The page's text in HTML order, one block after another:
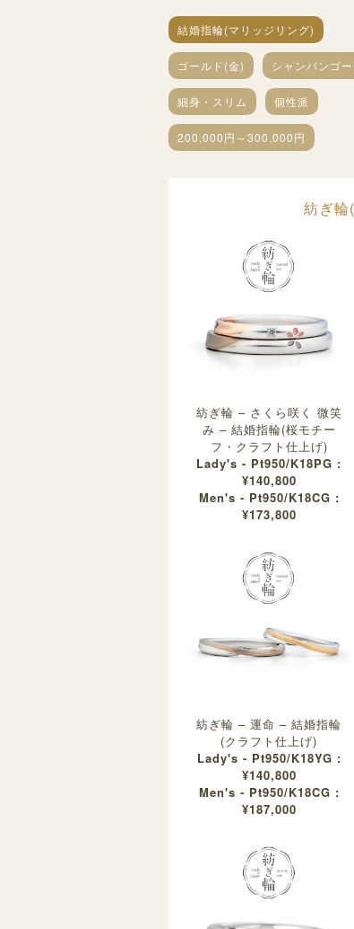
結婚指輪(マリッジリング)
ゴールド(金) シャンパンゴ
細身・スリム 個性派
200,000円～300,000円
紡ぎ
紡ぎ輪 – さくら咲く 微笑
み – 結婚指輪(桜モチー
フ・クラフト仕上げ)
Lady's - Pt950/K18PG :
¥140,800
Men's - Pt950/K18CG :
¥173,800
紡ぎ輪 – 運命 – 結婚指輪
(クラフト仕上げ)
Lady's - Pt950/K18YG :
¥140,800
Men's - Pt950/K18CG :
¥187,000